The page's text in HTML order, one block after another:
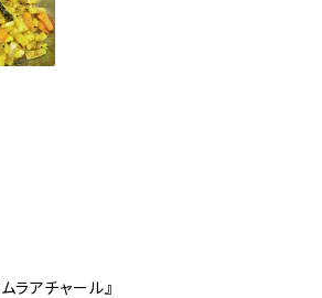
ラアチャール』